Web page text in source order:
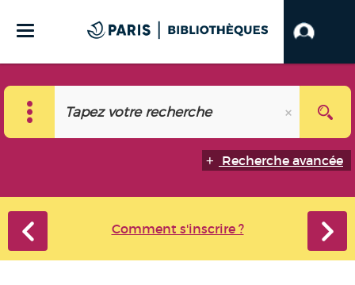
Recherche avancée
Comment s'inscrire ?